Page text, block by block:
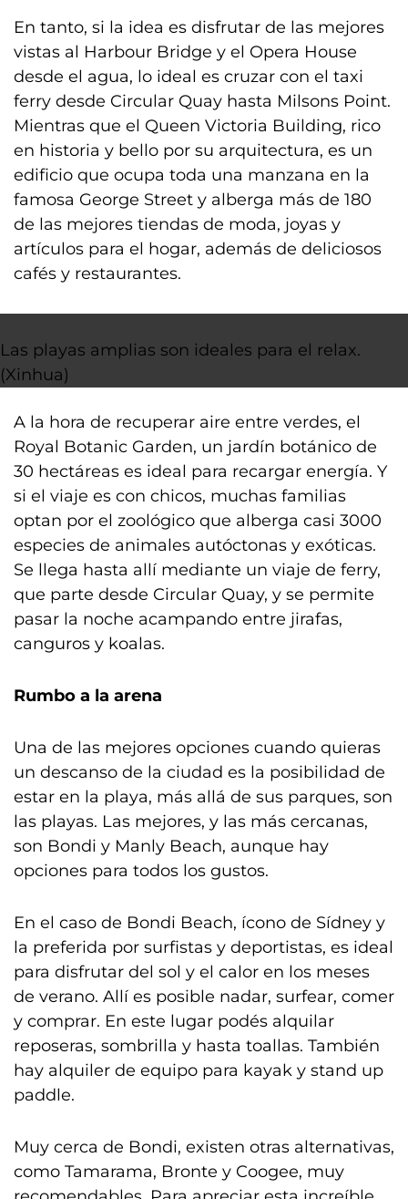
En tanto, si la idea es disfrutar de las mejores
vistas al Harbour Bridge y el Opera House
desde el agua, lo ideal es cruzar con el taxi
ferry desde Circular Quay hasta Milsons Point.
Mientras que el Queen Victoria Building, rico
en historia y bello por su arquitectura, es un
edificio que ocupa toda una manzana en la
famosa George Street y alberga más de 180
de las mejores tiendas de moda, joyas y
artículos para el hogar, además de deliciosos
cafés y restaurantes.
Las playas amplias son ideales para el relax.
(Xinhua)
A la hora de recuperar aire entre verdes, el
Royal Botanic Garden, un jardín botánico de
30 hectáreas es ideal para recargar energía. Y
si el viaje es con chicos, muchas familias
optan por el zoológico que alberga casi 3000
especies de animales autóctonas y exóticas.
Se llega hasta allí mediante un viaje de ferry,
que parte desde Circular Quay, y se permite
pasar la noche acampando entre jirafas,
canguros y koalas.
Rumbo a la arena
Una de las mejores opciones cuando quieras
un descanso de la ciudad es la posibilidad de
estar en la playa, más allá de sus parques, son
las playas. Las mejores, y las más cercanas,
son Bondi y Manly Beach, aunque hay
opciones para todos los gustos.
En el caso de Bondi Beach, ícono de Sídney y
la preferida por surfistas y deportistas, es ideal
para disfrutar del sol y el calor en los meses
de verano. Allí es posible nadar, surfear, comer
y comprar. En este lugar podés alquilar
reposeras, sombrilla y hasta toallas. También
hay alquiler de equipo para kayak y stand up
paddle.
Muy cerca de Bondi, existen otras alternativas,
como Tamarama, Bronte y Coogee, muy